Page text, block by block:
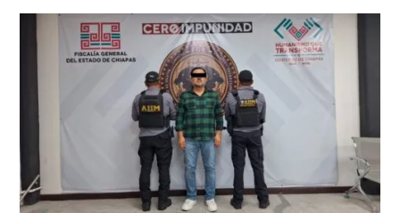
a
cuatro
personas
por
abuso
sexual
de
un
menor
en
Chiapas